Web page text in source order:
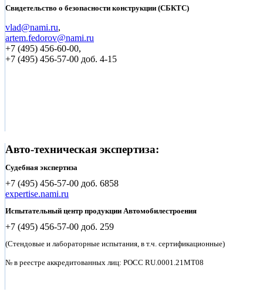
Свидетельство о безопасности конструкции (СБКТС)
vlad@nami.ru,
artem.fedorov@nami.ru
+7 (495) 456-60-00,
+7 (495) 456-57-00 доб. 4-15
Авто-техническая экспертиза:
Судебная экспертиза
+7 (495) 456-57-00 доб. 6858
expertise.nami.ru
Испытательный центр продукции Автомобилестроения
+7 (495) 456-57-00 доб. 259
(Стендовые и лабораторные испытания, в т.ч. сертификационные)
№ в реестре аккредитованных лиц: POCC RU.0001.21MT08